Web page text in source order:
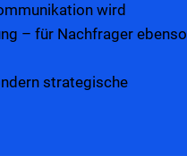
wird
– für Nachfrager ebenso
strategische